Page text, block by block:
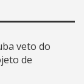
veto do
de